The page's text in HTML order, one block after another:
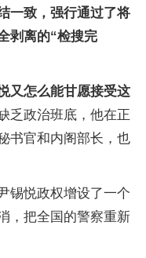
一致，强行通过了将
剥离的“检搜完
又怎么能甘愿接受这
乏政治班底，他在正
书官和内阁部长，也
锡悦政权增设了一个
，把全国的警察重新